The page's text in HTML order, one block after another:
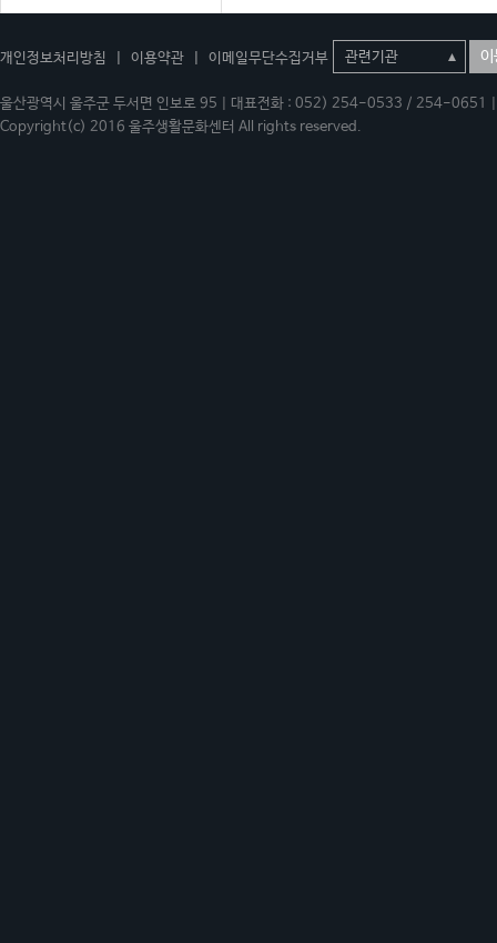
개인정보처리방침 이용약관 이메일무단수집거부 이
울산광역시 울주군 두서면 인보로 95 | 대표전화 : 052) 254-0533 / 254-
Copyright(c) 2016 울주생활문화센터 All rights reserved.